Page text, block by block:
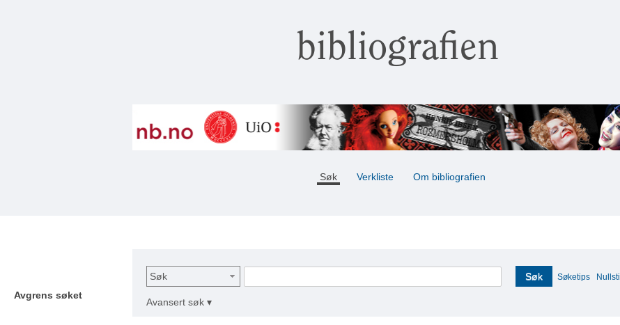
bibliografien
Søk Verkliste Om bibliografien
Avgrens søket
Søk Søk Søketips Nullstill
Avansert søk ▾